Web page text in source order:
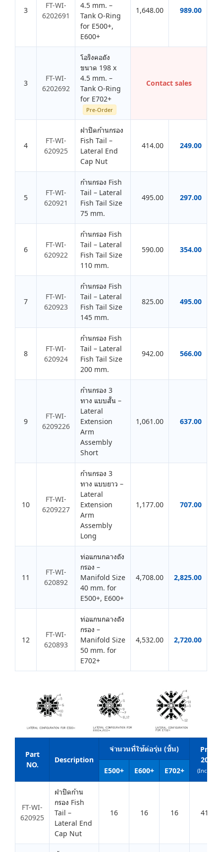
3
FT-WI-
6202691
4.5 mm. –
Tank O-Ring
for E500+,
E600+
1,648.00 989.00
3
FT-WI-
6202692
โอริงคอถัง
ขนาด 198 x
4.5 mm. –
Tank O-Ring
for E702+
Pre-Order
Contact sales
4
FT-WI-
620925
ฝาปิดก้านกรอง
Fish Tail –
Lateral End
Cap Nut
414.00 249.00
5
FT-WI-
620921
ก้านกรอง Fish
Tail – Lateral
Fish Tail Size
75 mm.
495.00 297.00
6
FT-WI-
620922
ก้านกรอง Fish
Tail – Lateral
Fish Tail Size
110 mm.
590.00 354.00
7
FT-WI-
620923
ก้านกรอง Fish
Tail – Lateral
Fish Tail Size
145 mm.
825.00 495.00
8
FT-WI-
620924
ก้านกรอง Fish
Tail – Lateral
Fish Tail Size
200 mm.
942.00 566.00
9
FT-WI-
6209226
ก้านกรอง 3
ทาง แบบสั้น –
Lateral
Extension
Arm
Assembly
Short
1,061.00 637.00
10
FT-WI-
6209227
ก้านกรอง 3
ทาง แบบยาว –
Lateral
Extension
Arm
Assembly
Long
1,177.00 707.00
11
FT-WI-
620892
ท่อแกนกลางถัง
กรอง –
Manifold Size
40 mm. for
E500+, E600+
4,708.00 2,825.00
12
FT-WI-
620893
ท่อแกนกลางถัง
กรอง –
Manifold Size
50 mm. for
E702+
4,532.00 2,720.00
Part
NO.
Description
จำนวนที่ใช้ต่อรุ่น (ชิ้น)
Price
2026
(Inc. VAT)
E500+ E600+ E702+
FT-WI-
620925
ฝาปิดก้าน
กรอง Fish
Tail –
Lateral End
Cap Nut
16 16 16 414.00